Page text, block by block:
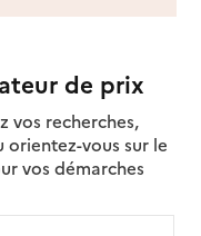
de prix
vos recherches,
orientez-vous sur le
vos démarches